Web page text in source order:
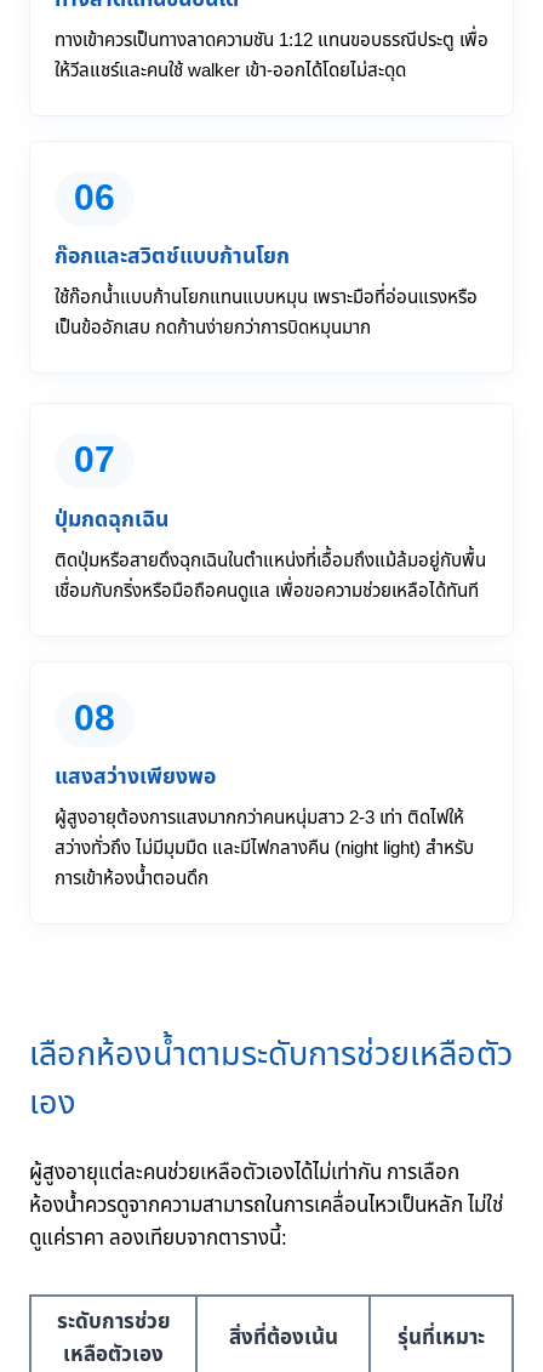
ทางเข้าควรเป็นทางลาดความชัน 1:12 แทนขอบธรณีประตู เพื่อ
ให้วีลแชร์และคนใช้ walker เข้า-ออกได้โดยไม่สะดุด
06
ก๊อกและสวิตช์แบบก้านโยก
ใช้ก๊อกน้ำแบบก้านโยกแทนแบบหมุน เพราะมือที่อ่อนแรงหรือ
เป็นข้ออักเสบ กดก้านง่ายกว่าการบิดหมุนมาก
07
ปุ่มกดฉุกเฉิน
ติดปุ่มหรือสายดึงฉุกเฉินในตำแหน่งที่เอื้อมถึงแม้ล้มอยู่กับพื้น
เชื่อมกับกริ่งหรือมือถือคนดูแล เพื่อขอความช่วยเหลือได้ทันที
08
แสงสว่างเพียงพอ
ผู้สูงอายุต้องการแสงมากกว่าคนหนุ่มสาว 2-3 เท่า ติดไฟให้
สว่างทั่วถึง ไม่มีมุมมืด และมีไฟกลางคืน (night light) สำหรับ
การเข้าห้องน้ำตอนดึก
เลือกห้องน้ำตามระดับการช่วยเหลือตัว
เอง
ผู้สูงอายุแต่ละคนช่วยเหลือตัวเองได้ไม่เท่ากัน การเลือก
ห้องน้ำควรดูจากความสามารถในการเคลื่อนไหวเป็นหลัก ไม่ใช่
ดูแค่ราคา ลองเทียบจากตารางนี้:
ระดับการช่วย
เหลือตัวเอง
สิ่งที่ต้องเน้น รุ่นที่เหมาะ